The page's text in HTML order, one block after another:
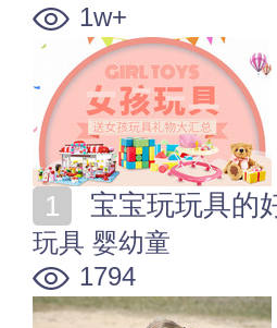
1w+
宝宝玩玩具的
玩具 婴幼童
1794